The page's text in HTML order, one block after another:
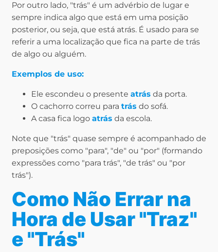
Por outro lado, "trás" é um advérbio de lugar e
sempre indica algo que está em uma posição
posterior, ou seja, que está atrás. É usado para se
referir a uma localização que fica na parte de trás
de algo ou alguém.
Exemplos de uso:
Ele escondeu o presente atrás da porta.
O cachorro correu para trás do sofá.
A casa fica logo atrás da escola.
Note que "trás" quase sempre é acompanhado de
preposições como "para", "de" ou "por" (formando
expressões como "para trás", "de trás" ou "por
trás").
Como Não Errar na
Hora de Usar "Traz"
e "Trás"